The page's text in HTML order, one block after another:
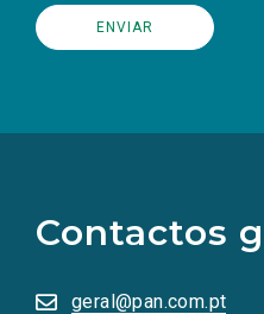
Contactos
geral@pan.com.pt
redes
sociais
numa